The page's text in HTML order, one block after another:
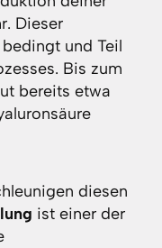
Dieser
und Teil
Bis zum
bereits etwa
diesen
ist einer der